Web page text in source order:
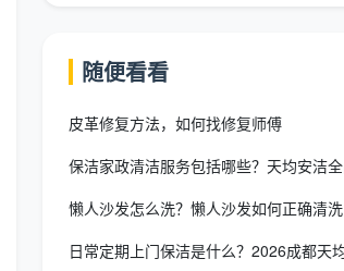
随便看看
皮革修复方法，如何找修复师傅
懒人沙发怎么洗？懒人沙发如何正确清洗